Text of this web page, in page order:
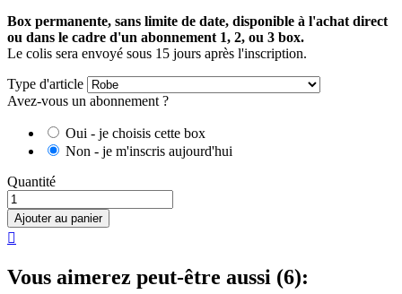
Box permanente, sans limite de date, disponible à l'achat direct
ou dans le cadre d'un abonnement 1, 2, ou 3 box.
Le colis sera envoyé sous 15 jours après l'inscription.
Type d'article
Avez-vous un abonnement ?
Oui - je choisis cette box
Non - je m'inscris aujourd'hui
Quantité
Ajouter au panier

Vous aimerez peut-être aussi (6):